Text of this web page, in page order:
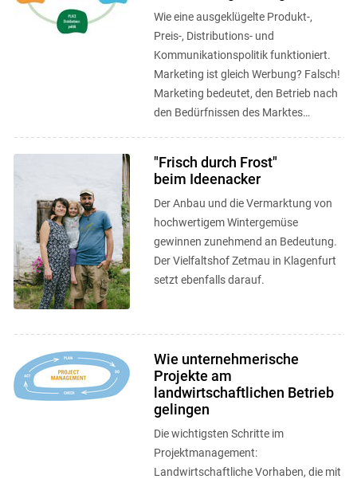
Wie eine ausgeklügelte Produkt-,
Preis-, Distributions- und
Kommunikationspolitik funktioniert.
Marketing ist gleich Werbung? Falsch!
Marketing bedeutet, den Betrieb nach
den Bedürfnissen des Marktes
"Frisch durch Frost"
beim Ideenacker
Der Anbau und die Vermarktung von
hochwertigem Wintergemüse
gewinnen zunehmend an Bedeutung.
Der Vielfaltshof Zetmau in Klagenfurt
setzt ebenfalls darauf.
Wie unternehmerische
Projekte am
landwirtschaftlichen Betrieb
gelingen
Die wichtigsten Schritte im
Projektmanagement:
Landwirtschaftliche Vorhaben, die mit